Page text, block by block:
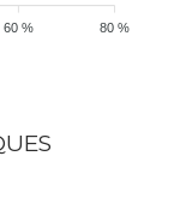
80 %
60 %